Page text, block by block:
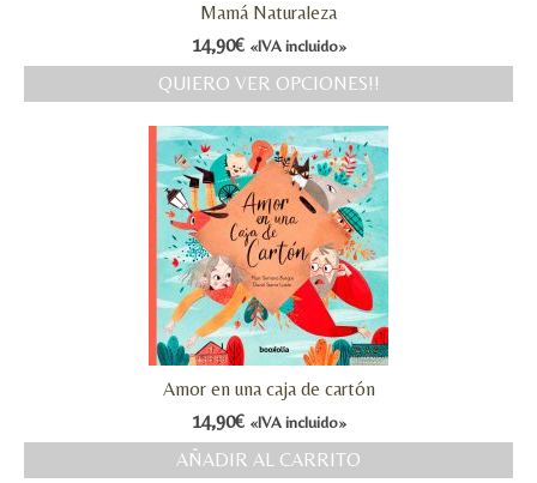
Mamá Naturaleza
14,90€ «IVA incluido»
QUIERO VER OPCIONES!!
Amor en una caja de cartón
14,90€ «IVA incluido»
AÑADIR AL CARRITO